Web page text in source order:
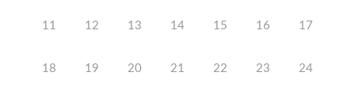
11 12 13 14 15 16 17
18 19 20 21 22 23 24